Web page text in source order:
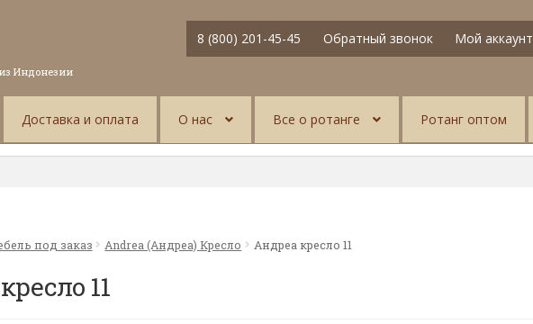
Индонезии
8 (800) 201-45-45 Обратный звонок Мой аккаунт
Доставка и оплата О нас Все о ротанге Ротанг оптом
под заказ Andrea (Андреа) Кресло Андреа кресло 11
11